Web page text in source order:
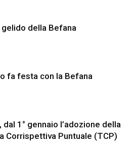
della Befana
fa festa con la Befana
dal 1° gennaio l’adozione della
Corrispettiva Puntuale (TCP)